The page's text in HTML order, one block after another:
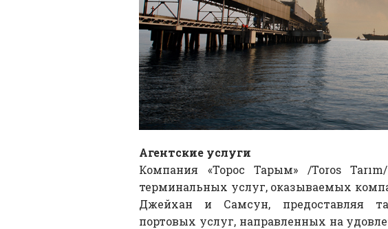
Агентские услуги
Компания «Торос Тарым» /Toros
терминальных услуг, оказываемых
Джейхан и Самсун, предоставляя
портовых услуг, направленных на